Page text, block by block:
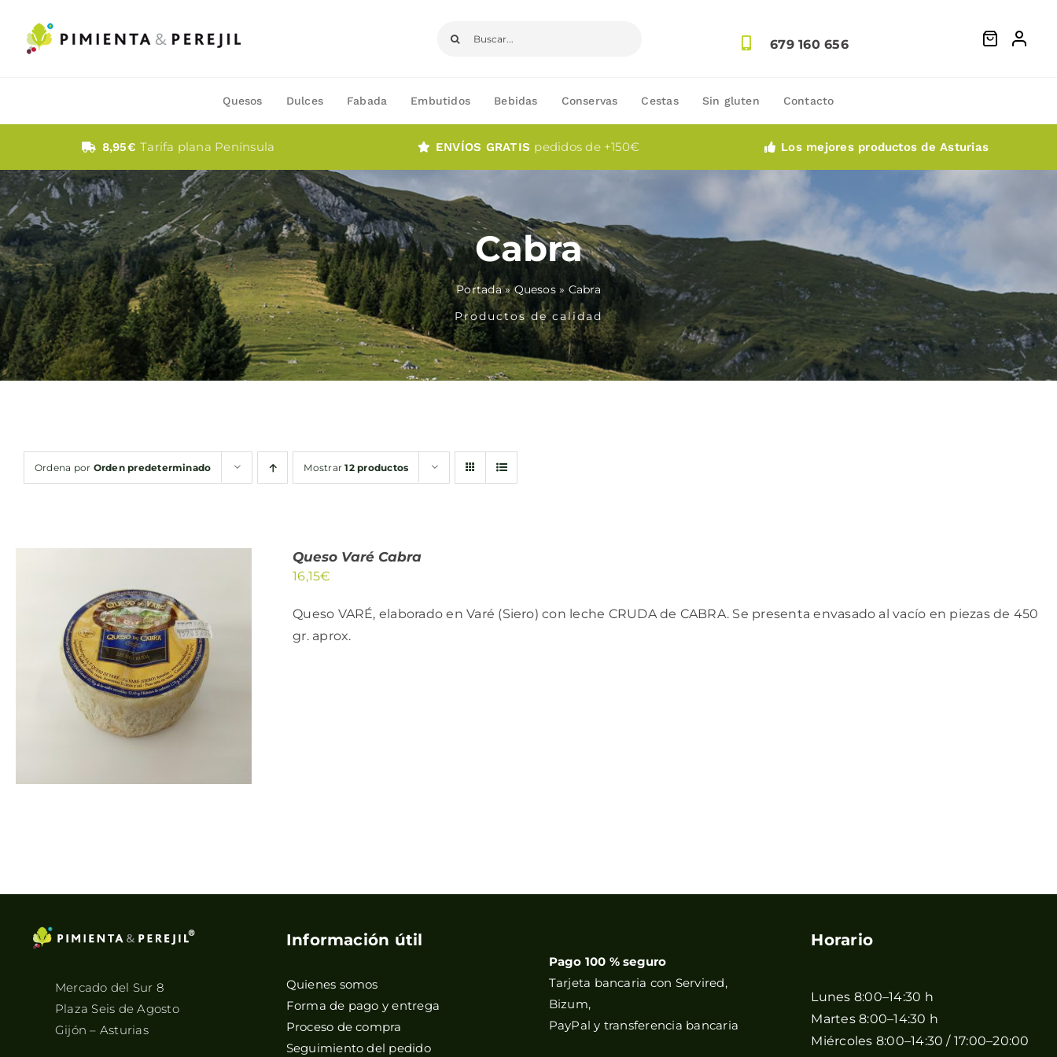
contenido
679 160 656
Quesos Dulces Fabada Embutidos Bebidas Conservas Cestas Sin gluten Contacto
8,95€Tarifa plana Península ENVÍOS GRATIS pedidos de +150€ Los mejores productos de Asturias
Cabra
Portada»Quesos» Cabra
Productos de calidad
Ordena por Orden predeterminado Mostrar12 productos
AÑADIR AL CARRITO
/
QUICK VIEW
Queso Varé Cabra
16,15€
Queso VARÉ, elaborado en Varé (Siero) con leche CRUDA de CABRA. Se presenta envasado al vacío en piezas de 450
gr. aprox.
Mercado del Sur 8
Plaza Seis de Agosto
Gijón – Asturias
Información útil
Quienes somos
Forma de pago y entrega
Proceso de compra
Seguimiento del pedido
Pago 100 % seguro
Tarjeta bancaria con Servired,
Bizum,
PayPal y transferencia bancaria
Horario
Lunes 8:00–14:30 h
Martes 8:00–14:30 h
Miércoles 8:00–14:30 / 17:00–20:00